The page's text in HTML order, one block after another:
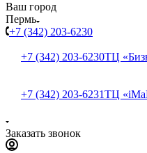
Ваш город
Пермь
+7 (342) 203-6230
+7 (342) 203-6230ТЦ
+7 (342) 203-6231ТЦ
Заказать звонок